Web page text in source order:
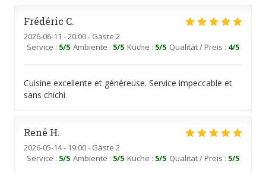
Frédéric C
2026-06-11 - 20:00 - Gäste 2
Service : 5/5 Ambiente : 5/5 Küche : 5/5 Qualität / Preis : 4/5
Cuisine excellente et généreuse. Service impeccable et
sans chichi
René H
2026-05-14- 19:00 - Gäste 2
Service : 5/5 Ambiente : 5/5 Küche : 5/5 Qualität / Preis : 5/5